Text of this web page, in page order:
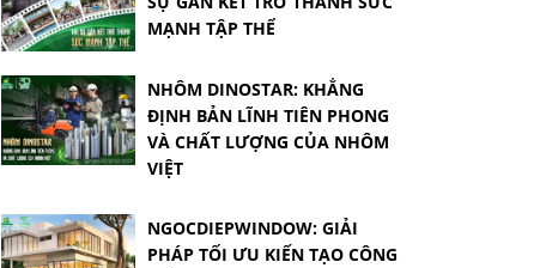
MẠNH TẬP THỂ
NHÔM DINOSTAR: KHẲNG
ĐỊNH BẢN LĨNH TIÊN PHONG
VÀ CHẤT LƯỢNG CỦA NHÔM
VIỆT
NGOCDIEPWINDOW: GIẢI
PHÁP TỐI ƯU KIẾN TẠO CÔNG